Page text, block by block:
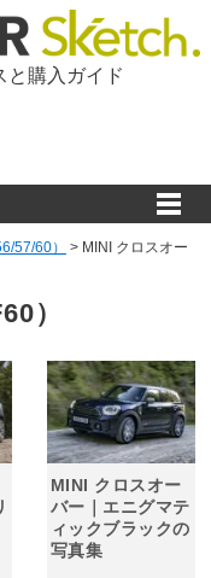
と購入ガイド
57/60） > MINI クロスオー
）
MINI クロスオー
バー｜エニグマテ
ィックブラックの
写真集